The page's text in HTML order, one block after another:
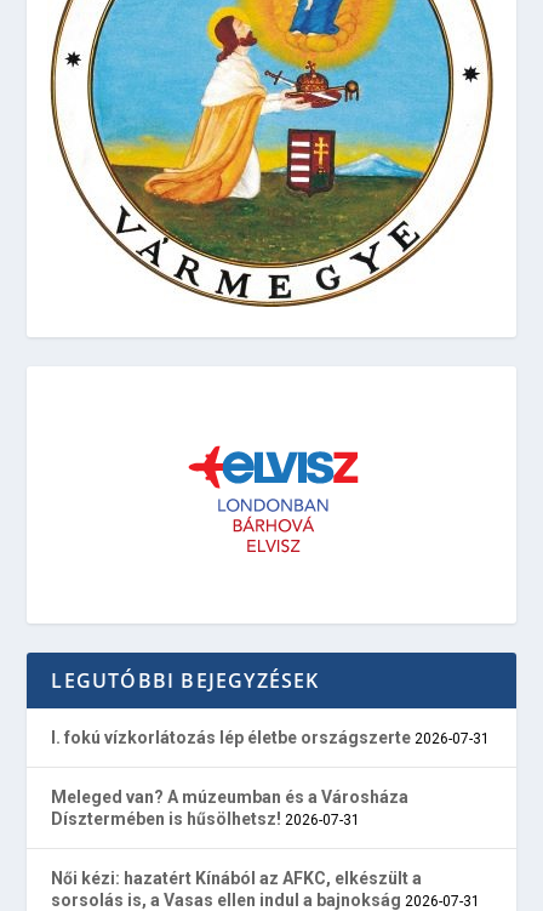
LEGUTÓBBI BEJEGYZÉSEK
I. fokú vízkorlátozás lép életbe országszerte 2026-07-31
Meleged van? A múzeumban és a Városháza
Dísztermében is hűsölhetsz! 2026-07-31
Női kézi: hazatért Kínából az AFKC, elkészült a
sorsolás is, a Vasas ellen indul a bajnokság 2026-07-31